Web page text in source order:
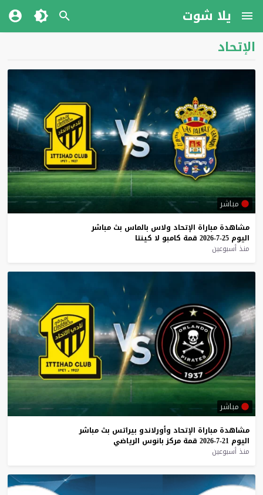
يلا شوت
الإتحاد
مباشر
مشاهدة مباراة الإتحاد ولاس بالماس بث مباشر
اليوم 25-7-2026 قمة كامبو لا كينتا
منذ أسبوعين
مباشر
مشاهدة مباراة الإتحاد وأورلاندو بيراتس بث مباشر
اليوم 21-7-2026 قمة مركز بانوس الرياضي
منذ أسبوعين